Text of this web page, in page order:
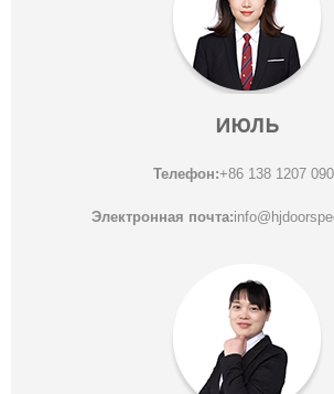
июль
Телефон:+86 138 1207
Электронная почта: